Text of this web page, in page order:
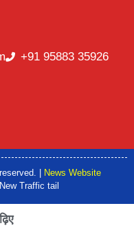
+91 95883 35926
|
News Website
| New Traffic tail